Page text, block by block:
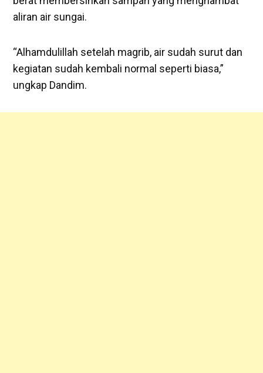
aliran air sungai.
“Alhamdulillah setelah magrib, air sudah surut dan
kegiatan sudah kembali normal seperti biasa,”
ungkap Dandim.